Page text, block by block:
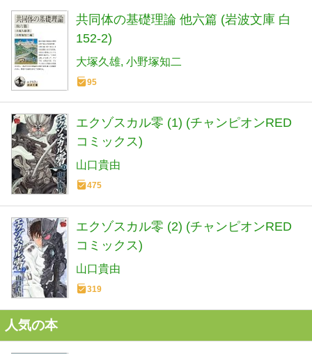
共同体の基礎理論 他六篇 (岩波文庫 白
152-2)
大塚久雄 小野塚知二
95
エクゾスカル零 (1) (チャンピオンRED
コミックス)
山口貴由
475
エクゾスカル零 (2) (チャンピオンRED
コミックス)
山口貴由
319
人気の本